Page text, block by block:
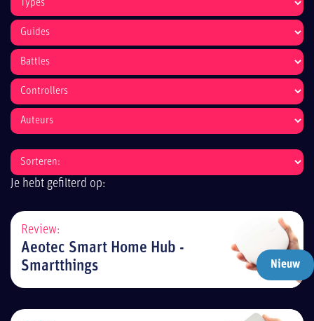
Je hebt gefilterd op:
Nieuw
Review:
Aeotec Smart Home Hub -
Smartthings